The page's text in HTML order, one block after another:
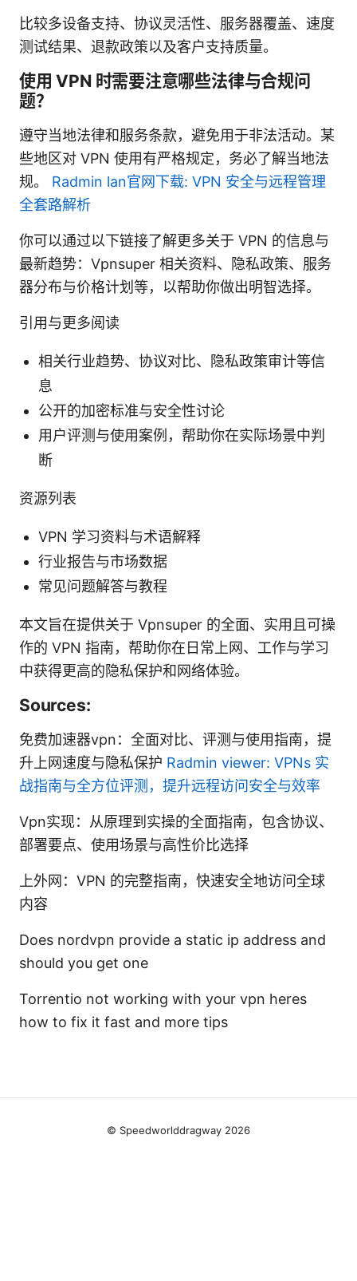
比较多设备支持、协议灵活性、服务器覆盖、速度
测试结果、退款政策以及客户支持质量。
使用 VPN 时需要注意哪些法律与合规问
题？
遵守当地法律和服务条款，避免用于非法活动。某
些地区对 VPN 使用有严格规定，务必了解当地法
规。 Radmin lan官网下载: VPN 安全与远程管理
全套路解析
你可以通过以下链接了解更多关于 VPN 的信息与
最新趋势：Vpnsuper 相关资料、隐私政策、服务
器分布与价格计划等，以帮助你做出明智选择。
引用与更多阅读
相关行业趋势、协议对比、隐私政策审计等信
息
公开的加密标准与安全性讨论
用户评测与使用案例，帮助你在实际场景中判
断
资源列表
VPN 学习资料与术语解释
行业报告与市场数据
常见问题解答与教程
本文旨在提供关于 Vpnsuper 的全面、实用且可操
作的 VPN 指南，帮助你在日常上网、工作与学习
中获得更高的隐私保护和网络体验。
Sources:
免费加速器vpn：全面对比、评测与使用指南，提
升上网速度与隐私保护 Radmin viewer: VPNs 实
战指南与全方位评测，提升远程访问安全与效率
Vpn实现：从原理到实操的全面指南，包含协议、
部署要点、使用场景与高性价比选择
上外网：VPN 的完整指南，快速安全地访问全球
内容
Does nordvpn provide a static ip address and
should you get one
Torrentio not working with your vpn heres
how to fix it fast and more tips
© Speedworlddragway 2026